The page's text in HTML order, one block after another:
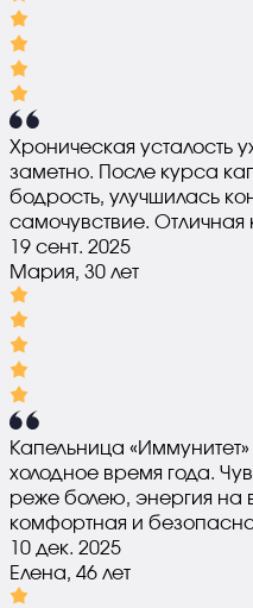
Хроническая усталость
заметно. После курса
бодрость, улучшилась
самочувствие. Отличная
19 сент. 2025
Мария, 30 лет
Капельница
холодное время года.
реже болею, энергия на
комфортная и
10 дек. 2025
Елена, 46 лет